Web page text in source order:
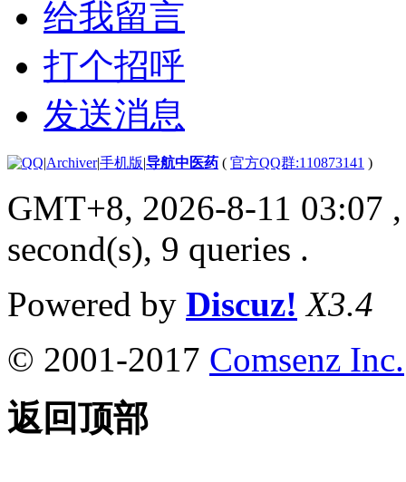
给我留言
打个招呼
发送消息
|Archiver|手机版|导航中医药 ( 官方QQ群:110873141 )
GMT+8, 2026-8-11 03:07
second(s), 9 queries .
Powered by Discuz! X3.4
© 2001-2017 Comsenz Inc.
返回顶部